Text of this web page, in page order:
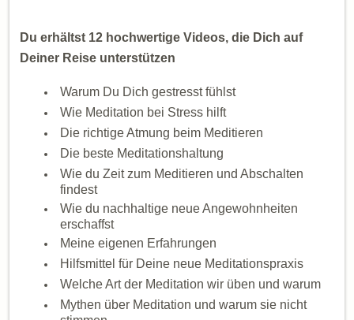
Du erhältst 12 hochwertige Videos, die Dich auf
Deiner Reise unterstützen
Warum Du Dich gestresst fühlst
Wie Meditation bei Stress hilft
Die richtige Atmung beim Meditieren
Die beste Meditationshaltung
Wie du Zeit zum Meditieren und Abschalten
findest
Wie du nachhaltige neue Angewohnheiten
erschaffst
Meine eigenen Erfahrungen
Hilfsmittel für Deine neue Meditationspraxis
Welche Art der Meditation wir üben und warum
Mythen über Meditation und warum sie nicht